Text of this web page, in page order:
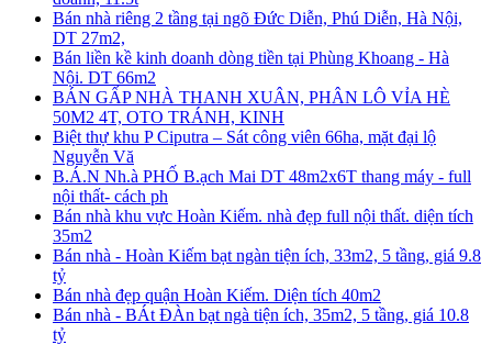
Bán nhà riêng 2 tầng tại ngõ Đức Diễn, Phú Diễn, Hà Nội,
DT 27m2,
Bán liền kề kinh doanh dòng tiền tại Phùng Khoang - Hà
Nội. DT 66m2
BÁN GẤP NHÀ THANH XUÂN, PHÂN LÔ VỈA HÈ
50M2 4T, OTO TRÁNH, KINH
Biệt thự khu P Ciputra – Sát công viên 66ha, mặt đại lộ
Nguyễn Vă
B.Á.N Nh.à PHỐ B.ạch Mai DT 48m2x6T thang máy - full
nội thất- cách ph
Bán nhà khu vực Hoàn Kiếm. nhà đẹp full nội thất. diện tích
35m2
Bán nhà - Hoàn Kiếm bạt ngàn tiện ích, 33m2, 5 tầng, giá 9.8
tỷ
Bán nhà đẹp quận Hoàn Kiếm. Diện tích 40m2
Bán nhà - BÁt ĐÀn bạt ngà tiện ích, 35m2, 5 tầng, giá 10.8
tỷ